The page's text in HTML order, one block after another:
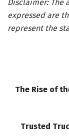
Disclaimer: The
expressed are
represent the
The Rise of
Trusted